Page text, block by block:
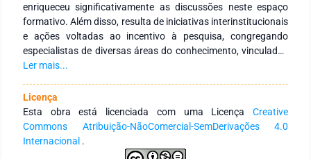
enriqueceu significativamente as discussões neste espaço
formativo. Além disso, resulta de iniciativas interinstitucionais
e ações voltadas ao incentivo à pesquisa, congregando
especialistas de diversas áreas do conhecimento, vinculados
a Instituições de Educação Superior, públicas e privadas, em
fortalecer a integração entre instituições, tanto no Brasil
quanto no exterior, por meio de redes de pesquisa
comprometidas com a formação continuada de profissionais
da educação. Para isso, busca-se a produção e a ampla
disseminação do conhecimento em distintas áreas do saber.
Ler mais...
Licença
Esta obra está licenciada com uma Licença Creative
Commons Atribuição-NãoComercial-SemDerivações 4.0
Internacional .